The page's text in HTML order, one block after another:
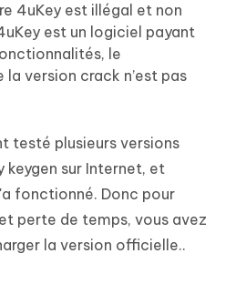
4uKey est illégal et non
est un logiciel payant
le
version crack n’est pas
testé plusieurs versions
keygen sur Internet, et
fonctionné. Donc pour
perte de temps, vous avez
la version officielle..